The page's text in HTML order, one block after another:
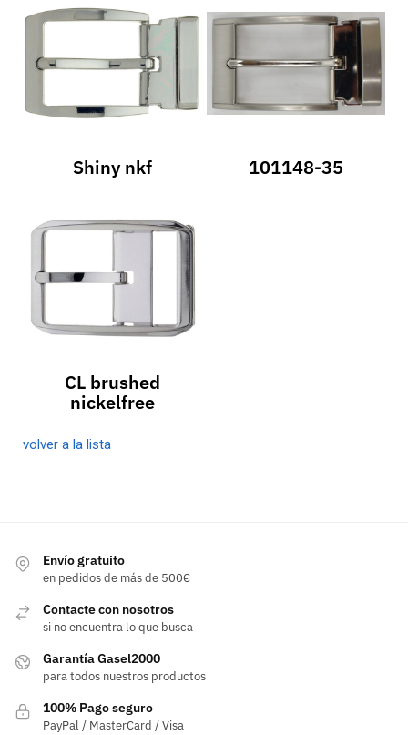
Shiny nkf 101148-35
CL brushed
nickelfree
volver a la lista
Envío gratuito
en pedidos de más de 500€
Contacte con nosotros
si no encuentra lo que busca
Garantía Gasel2000
para todos nuestros productos
100% Pago seguro
PayPal / MasterCard / Visa